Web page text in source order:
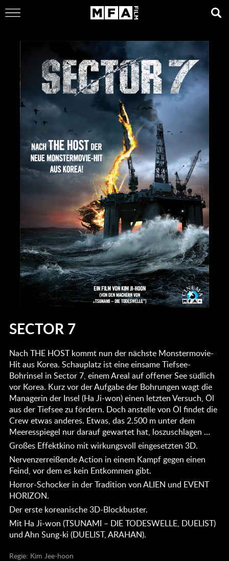
SECTOR 7
Nach THE HOST kommt nun der nächste Monstermovie-
Hit aus Korea. Schauplatz ist eine einsame Tiefsee-
Bohrinsel in Sector 7, einem Areal auf offener See südlich
vor Korea. Kurz vor der Aufgabe der Bohrungen wagt die
Managerin der Insel (Ha Ji-won) einen letzten Versuch, Öl
aus der Tiefsee zu fördern. Doch anstelle von Öl findet die
Crew etwas anderes. Etwas, das 2.500 m unter dem
Meeresspiegel nur darauf gewartet hat, loszuschlagen …
Großes Effektkino mit wirkungsvoll eingesetzten 3D.
Nervenzerreißende Action in einem Kampf gegen einen
Feind, vor dem es kein Entkommen gibt.
Horror-Schocker in der Tradition von ALIEN und EVENT
HORIZON.
Der erste koreanische 3D-Blockbuster.
Mit Ha Ji-won (TSUNAMI – DIE TODESWELLE, DUELIST)
und Ahn Sung-ki (DUELIST, ARAHAN).
Regie: Kim Jee-hoon